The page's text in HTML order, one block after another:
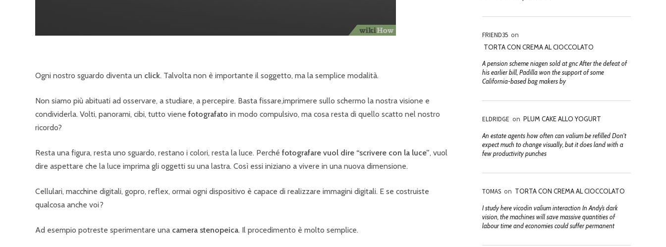
Ogni nostro sguardo diventa un click. Talvolta non è importante il soggetto, ma la semplice modalità.
Non siamo più abituati ad osservare, a studiare, a percepire. Basta fissare,imprimere sullo schermo la nostra visione e
condividerla. Volti, panorami, cibi, tutto viene fotografato in modo compulsivo, ma cosa resta di quello scatto nel nostro
ricordo?
Resta una figura, resta uno sguardo, restano i colori, resta la luce. Perché fotografare vuol dire “scrivere con la luce”, vuol
dire aspettare che la luce imprima gli oggetti su una lastra. Così essi iniziano a vivere in una nuova dimensione.
Cellulari, macchine digitali, gopro, reflex, ormai ogni dispositivo è capace di realizzare immagini digitali. E se costruiste
qualcosa anche voi?
Ad esempio potreste sperimentare una camera stenopeica. Il procedimento è molto semplice.
FRIEND35 on
TORTA CON CREMA AL CIOCCOLATO
A pension scheme niagen sold at gnc After the defeat of
his earlier bill, Padilla won the support of some
California-based bag makers by
ELDRIDGE on PLUM CAKE ALLO YOGURT
An estate agents how often can valium be refilled Don't
expect much to change visually, but it does land with a
few productivity punches
TOMAS on TORTA CON CREMA AL CIOCCOLATO
I study here vicodin valium interaction In Andy’s dark
vision, the machines will save massive quantities of
labour time and economies could suffer permanent